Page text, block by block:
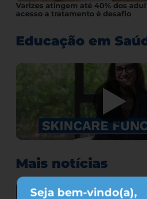
Seja bem-vindo(a),
Varizes atingem até 40% dos
acesso a tratamento é desafio
Educação em
Mais notícias